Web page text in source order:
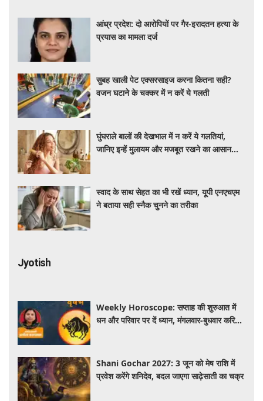
आंध्र प्रदेश: दो आरोपियों पर गैर-इरादतन हत्या के
प्रयास का मामला दर्ज
सुबह खाली पेट एक्सरसाइज करना कितना सही?
वजन घटाने के चक्कर में न करें ये गलती
घुंघराले बालों की देखभाल में न करें ये गलतियां,
जानिए इन्हें मुलायम और मजबूत रखने का आसान
स्वाद के साथ सेहत का भी रखें ध्यान, यूपी एनएचएम
ने बताया सही स्नैक चुनने का तरीका
Jyotish
Weekly Horoscope: सप्ताह की शुरुआत में
धन और परिवार पर दें ध्यान, मंगलवार-बुधवार करियर
Shani Gochar 2027: 3 जून को मेष राशि में
प्रवेश करेंगे शनिदेव, बदल जाएगा साढ़ेसाती का चक्र